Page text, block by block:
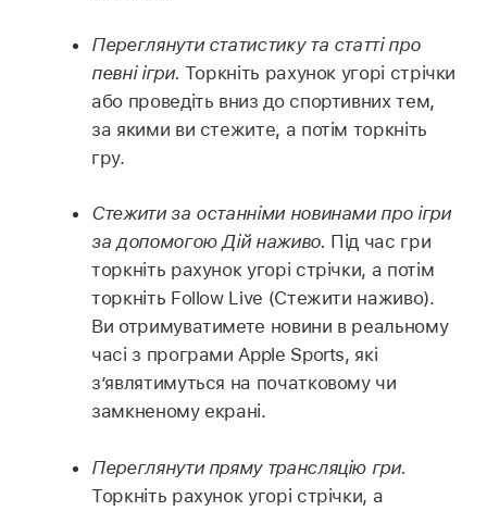
Переглянути статистику та статті про
певні ігри. Торкніть рахунок угорі стрічки
або проведіть вниз до спортивних тем,
за якими ви стежите, а потім торкніть
гру.
Стежити за останніми новинами про ігри
за допомогою Дій наживо. Під час гри
торкніть рахунок угорі стрічки, а потім
торкніть Follow Live (Стежити наживо).
Ви отримуватимете новини в реальному
часі з програми Apple Sports, які
з’являтимуться на початковому чи
замкненому екрані.
Переглянути пряму трансляцію гри.
Торкніть рахунок угорі стрічки, а